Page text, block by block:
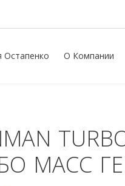
Остапенко О Компании
МАСС